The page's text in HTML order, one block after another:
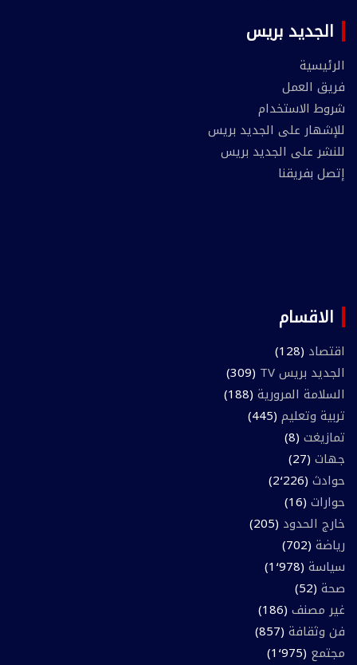
الجديد بريس
الرئيسية
فريق العمل
شروط الاستخدام
للإشهار على الجديد بريس
للنشر على الجديد بريس
إتصل بفريقنا
الاقسام
اقتصاد (128)
الجديد بريس TV
(309)
السلامة المرورية (188)
تربية وتعليم (445)
تمازيغت (8)
جهات (27)
حوادث (2٬226)
حوارات (16)
خارج الحدود (205)
رياضة (702)
سياسة (1٬978)
صحة (52)
غير مصنف (186)
فن وثقافة (857)
مجتمع (1٬975)